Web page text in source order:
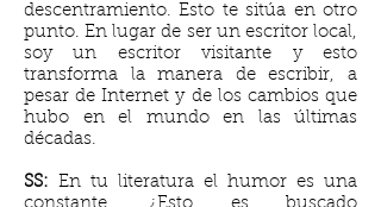
descentramiento. Esto te sitúa en otro
punto. En lugar de ser un escritor local,
soy un escritor visitante y esto
transforma la manera de escribir, a
pesar de Internet y de los cambios que
hubo en el mundo en las últimas
décadas.
SS: En tu literatura el humor es una